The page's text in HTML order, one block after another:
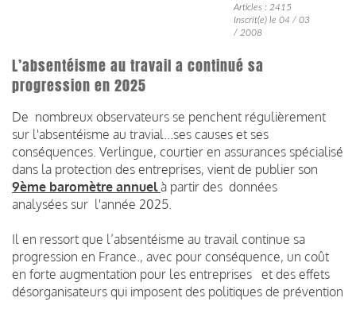
Articles : 2415
Inscrit(e) le 04 / 03
/ 2008
L’absentéisme au travail a continué sa
progression en 2025
De nombreux observateurs se penchent régulièrement
sur l'absentéisme au travial...ses causes et ses
conséquences. Verlingue, courtier en assurances spécialisé
dans la protection des entreprises, vient de publier son
9ème baromètre annuelà partir des données
analysées sur l'année 2025.
Il en ressort que l’absentéisme au travail continue sa
progression en France., avec pour conséquence, un coût
en forte augmentation pour les entreprises et des effets
désorganisateurs qui imposent des politiques de prévention